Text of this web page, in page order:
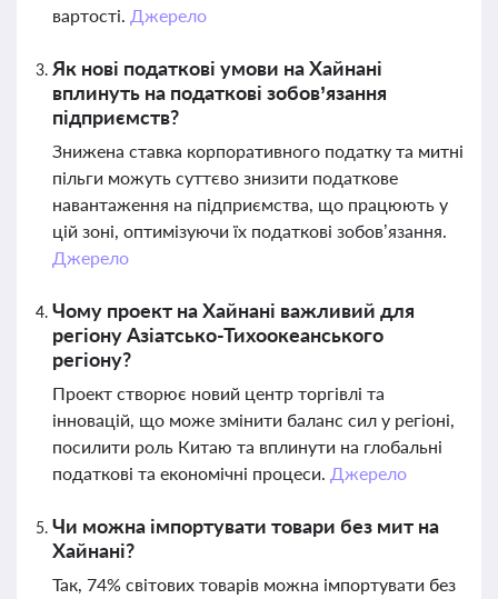
вартості. Джерело
Як нові податкові умови на Хайнані
вплинуть на податкові зобов’язання
підприємств?
Знижена ставка корпоративного податку та митні
пільги можуть суттєво знизити податкове
навантаження на підприємства, що працюють у
цій зоні, оптимізуючи їх податкові зобов’язання.
Джерело
Чому проект на Хайнані важливий для
регіону Азіатсько-Тихоокеанського
регіону?
Проект створює новий центр торгівлі та
інновацій, що може змінити баланс сил у регіоні,
посилити роль Китаю та вплинути на глобальні
податкові та економічні процеси. Джерело
Чи можна імпортувати товари без мит на
Хайнані?
Так, 74% світових товарів можна імпортувати без